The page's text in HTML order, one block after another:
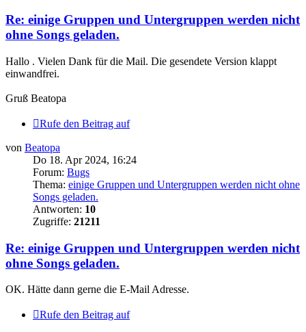
Re: einige Gruppen und Untergruppen werden nicht
ohne Songs geladen.
Hallo . Vielen Dank für die Mail. Die gesendete Version klappt
einwandfrei.
Gruß Beatopa
Rufe den Beitrag auf
von Beatopa
Do 18. Apr 2024, 16:24
Forum: Bugs
Thema: einige Gruppen und Untergruppen werden nicht ohne
Songs geladen.
Antworten: 10
Zugriffe: 21211
Re: einige Gruppen und Untergruppen werden nicht
ohne Songs geladen.
OK. Hätte dann gerne die E-Mail Adresse.
Rufe den Beitrag auf